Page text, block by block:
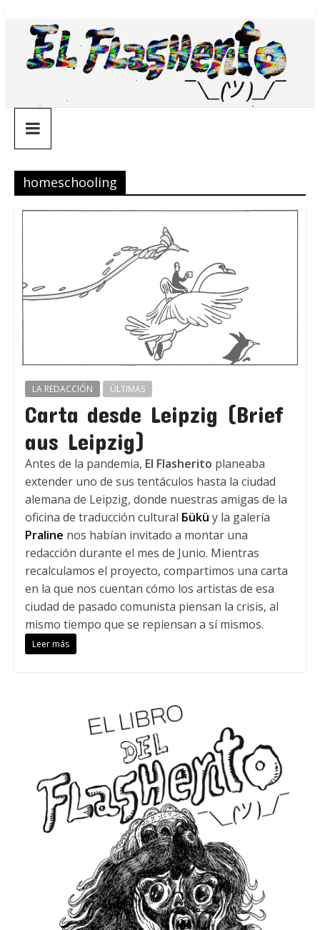
contenido
¯\_(ツ)_/
¯
homeschooling
LA REDACCIÓN ÚLTIMAS
Carta desde Leipzig (Brief
aus Leipzig)
Antes de la pandemia, El Flasherito planeaba
extender uno de sus tentáculos hasta la ciudad
alemana de Leipzig, donde nuestras amigas de la
oficina de traducción cultural Бükü y la galería
Praline nos habían invitado a montar una
redacción durante el mes de Junio. Mientras
recalculamos el proyecto, compartimos una carta
en la que nos cuentan cómo los artistas de esa
ciudad de pasado comunista piensan la crisis, al
mismo tiempo que se repiensan a sí mismos.
Leer más